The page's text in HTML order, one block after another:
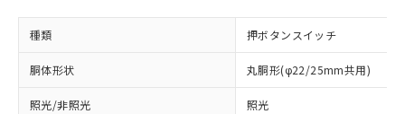
種類 押ボタンスイッチ
胴体形状 丸胴形(φ22/25mm共用)
照光/非照光 照光